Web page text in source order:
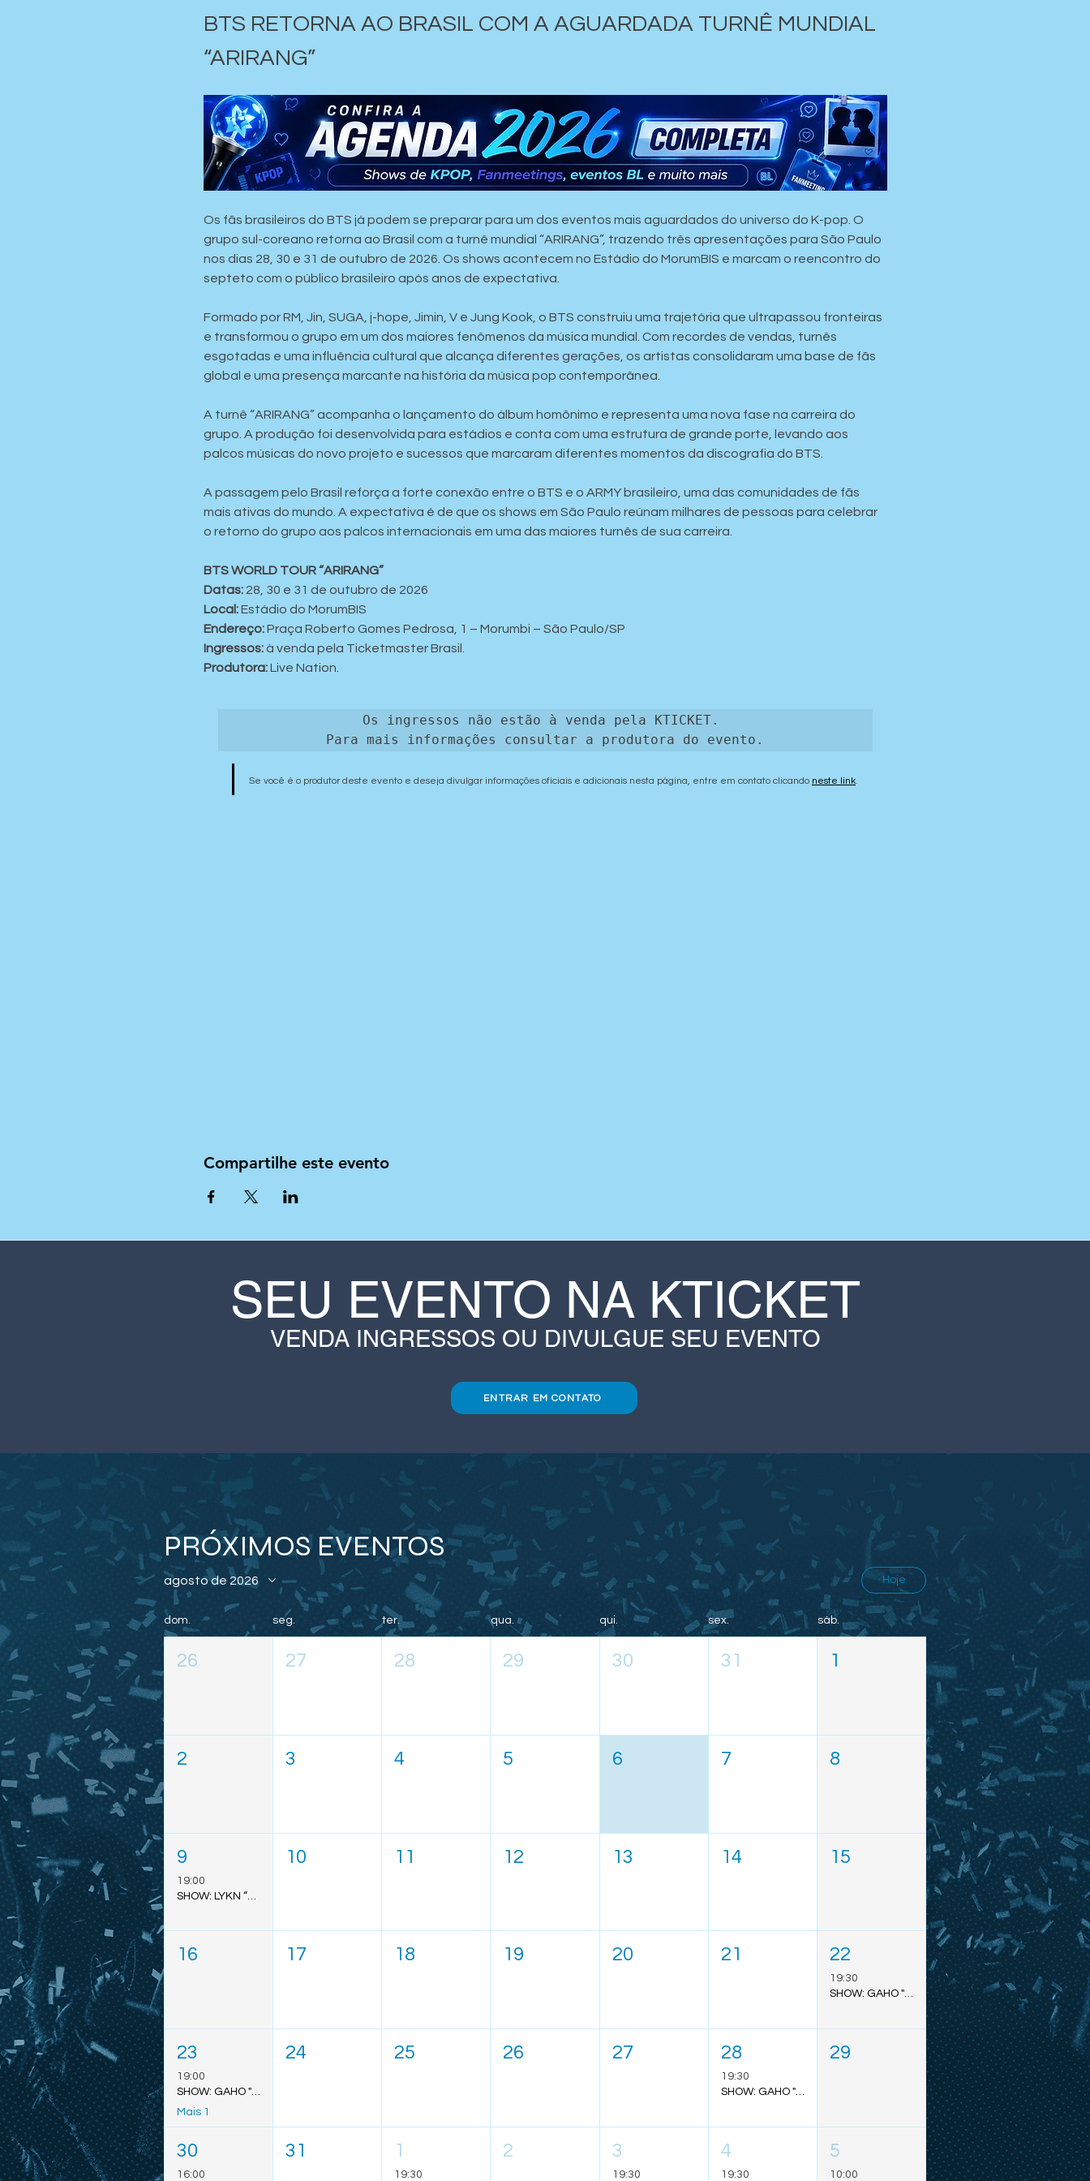
BTS RETORNA AO BRASIL COM A AGUARDADA TURNÊ MUNDIAL
“ARIRANG”
Os fãs brasileiros do BTS já podem se preparar para um dos eventos mais aguardados do universo do K-pop. O
grupo sul-coreano retorna ao Brasil com a turnê mundial “ARIRANG”, trazendo três apresentações para São Paulo
nos dias 28, 30 e 31 de outubro de 2026. Os shows acontecem no Estádio do MorumBIS e marcam o reencontro do
septeto com o público brasileiro após anos de expectativa.
Formado por RM, Jin, SUGA, j-hope, Jimin, V e Jung Kook, o BTS construiu uma trajetória que ultrapassou fronteiras
e transformou o grupo em um dos maiores fenômenos da música mundial. Com recordes de vendas, turnês
esgotadas e uma influência cultural que alcança diferentes gerações, os artistas consolidaram uma base de fãs
global e uma presença marcante na história da música pop contemporânea.
A turnê “ARIRANG” acompanha o lançamento do álbum homônimo e representa uma nova fase na carreira do
grupo. A produção foi desenvolvida para estádios e conta com uma estrutura de grande porte, levando aos
palcos músicas do novo projeto e sucessos que marcaram diferentes momentos da discografia do BTS.
A passagem pelo Brasil reforça a forte conexão entre o BTS e o ARMY brasileiro, uma das comunidades de fãs
mais ativas do mundo. A expectativa é de que os shows em São Paulo reúnam milhares de pessoas para celebrar
o retorno do grupo aos palcos internacionais em uma das maiores turnês de sua carreira.
BTS WORLD TOUR “ARIRANG”
Datas: 28, 30 e 31 de outubro de 2026
Local: Estádio do MorumBIS
Endereço: Praça Roberto Gomes Pedrosa, 1 – Morumbi – São Paulo/SP
Ingressos: à venda pela Ticketmaster Brasil.
Produtora: Live Nation.
Os ingressos não estão à venda pela KTICKET.
Para mais informações consultar a produtora do evento.
Se você é o produtor deste evento e deseja divulgar informações oficiais e adicionais nesta página, entre em contato clicando neste link.
Compartilhe este evento
SEU EVENTO NA KTICKET
VENDA INGRESSOS OU DIVULGUE SEU EVENTO
ENTRAR EM CONTATO
PRÓXIMOS EVENTOS
agosto de 2026 Hoje
dom. seg. ter. qua. qui. sex. sáb.
26 27 28 29 30 31 1
2 3 4 5 6 7 8
9
19:00
10 11 12 13 14 15
16 17 18 19 20 21 22
19:30
SHOW: GAHO "TO MARS TOUR" - SÃO PAULO
23
19:00
SHOW: GAHO "TO MARS TOUR" - SÃO LUÍS
Mais 1
24 25 26 27 28
19:30
SHOW: GAHO "TO MARS TOUR" - BELÉM
29
30
16:00
31 1
19:30
2 3
19:30
4
19:30
5
10:00